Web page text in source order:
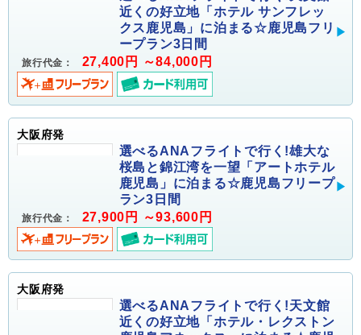
近くの好立地「ホテル サンフレッ
クス鹿児島」に泊まる☆鹿児島フリ
ープラン3日間
旅行代金： 27,400円 ～84,000円
大阪府発
選べるANAフライトで行く!雄大な
桜島と錦江湾を一望「アートホテル
鹿児島」に泊まる☆鹿児島フリープ
ラン3日間
旅行代金： 27,900円 ～93,600円
大阪府発
選べるANAフライトで行く!天文館
近くの好立地「ホテル・レクストン